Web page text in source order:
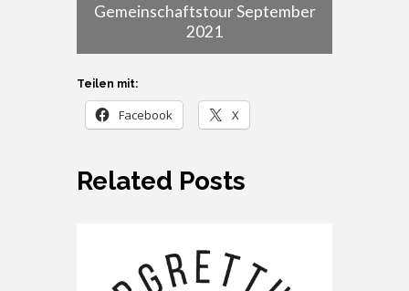
Gemeinschaftstour September
2021
Teilen mit:
Facebook X
Related Posts